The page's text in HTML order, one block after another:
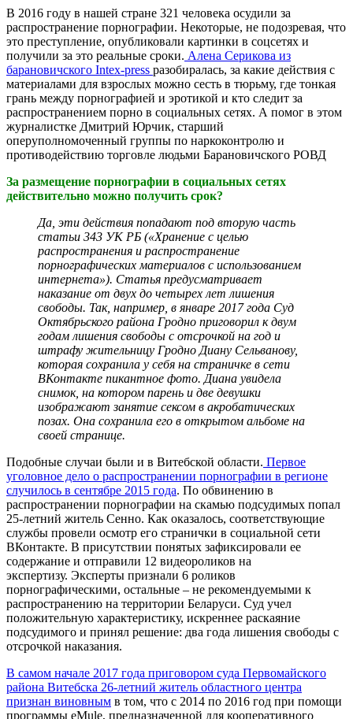
В 2016 году в нашей стране 321 человека осудили за
распространение порнографии. Некоторые, не подозревая, что
это преступление, опубликовали картинки в соцсетях и
получили за это реальные сроки. Алена Серикова из
барановичского Intex-press разобиралась, за какие действия с
материалами для взрослых можно сесть в тюрьму, где тонкая
грань между порнографией и эротикой и кто следит за
распространением порно в социальных сетях. А помог в этом
журналистке Дмитрий Юрчик, старший
оперуполномоченный группы по наркоконтролю и
противодействию торговле людьми Барановичского РОВД
За размещение порнографии в социальных сетях
действительно можно получить срок?
Да, эти действия попадают под вторую часть
статьи 343 УК РБ («Хранение с целью
распространения и распространение
порнографических материалов с использованием
интернета»). Статья предусматривает
наказание от двух до четырех лет лишения
свободы. Так, например, в январе 2017 года Суд
Октябрьского района Гродно приговорил к двум
годам лишения свободы с отсрочкой на год и
штрафу жительницу Гродно Диану Сельванову,
которая сохранила у себя на страничке в сети
ВКонтакте пикантное фото. Диана увидела
снимок, на котором парень и две девушки
изображают занятие сексом в акробатических
позах. Она сохранила его в открытом альбоме на
своей странице.
Подобные случаи были и в Витебской области. Первое
уголовное дело о распространении порнографии в регионе
случилось в сентябре 2015 года. По обвинению в
распространении порнографии на скамью подсудимых попал
25-летний житель Сенно. Как оказалось, соответствующие
службы провели осмотр его странички в социальной сети
ВКонтакте. В присутствии понятых зафиксировали ее
содержание и отправили 12 видеороликов на
экспертизу. Эксперты признали 6 роликов
порнографическими, остальные – не рекомендуемыми к
распространению на территории Беларуси. Суд учел
положительную характеристику, искреннее раскаяние
подсудимого и принял решение: два года лишения свободы с
отсрочкой наказания.
В самом начале 2017 года приговором суда Первомайского
района Витебска 26-летний житель областного центра
признан виновным в том, что с 2014 по 2016 год при помощи
программы eMule, предназначенной для кооперативного